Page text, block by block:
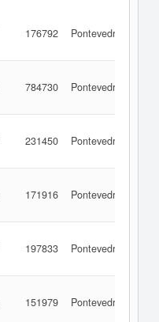
176792 Pontevedra
784730 Pontevedra
231450 Pontevedra
171916 Pontevedra
197833 Pontevedra
151979 Pontevedra